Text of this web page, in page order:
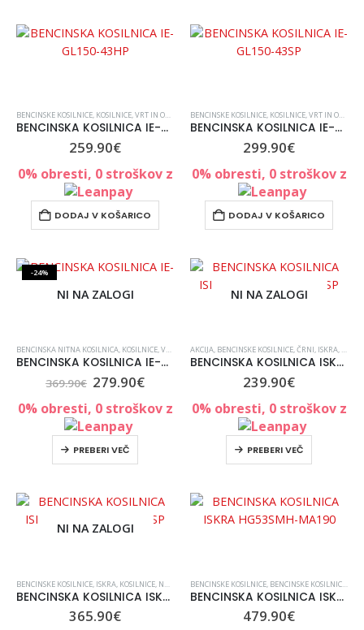
BENCINSKE KOSILNICE, KOSILNICE,VRT IN OKOLICA ,VSE ZA VRT IN UREJANJE OKOLICE,ZADNJI KOSI
BENCINSKA KOSILNICA IE-GL150-43HP
259.90€
0% obresti, 0 stroškov z
DODAJ V KOŠARICO
BENCINSKE KOSILNICE, KOSILNICE,VRT IN OKOLICA
BENCINSKA KOSILNICA IE-GL150-43SP
299.90€
0% obresti, 0 stroškov z
DODAJ V KOŠARICO
-24%
NI NA ZALOGI
BENCINSKA NITNA KOSILNICA, KOSILNICE,VRT IN OKOLICA ,VSE ZA VRT IN UREJANJE OKOLICE,ZADNJI
BENCINSKA KOSILNICA IE-GL200-53SP
369.90€ 279.90€
0% obresti, 0 stroškov z
PREBERI VEČ
NI NA ZALOGI
AKCIJA, BENCINSKE KOSILNICE,ČRNI, ISKRA,
BENCINSKA KOSILNICA ISKRA ERO IE-GL150-46SP
239.90€
0% obresti, 0 stroškov z
PREBERI VEČ
NI NA ZALOGI
BENCINSKE KOSILNICE, ISKRA, KOSILNICE, NORI POPUSTI ,VRT IN OKOLICA, VSE ZA VRT IN UREJANJE
BENCINSKA KOSILNICA ISKRA ERO IE-GL200-51SP
365.90€
BENCINSKE KOSILNICE, BENCINSKE KOSILNICE ,
BENCINSKA KOSILNICA ISKRA HG53SMH-MA190
479.90€
384.49€ 384.49€